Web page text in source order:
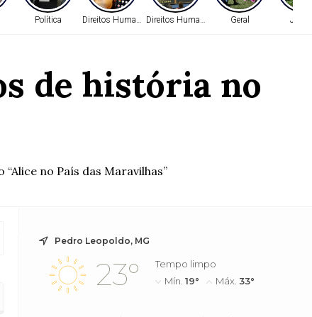
Política Direitos HumanosDireitos Humanos Geral
de história no
no País das Maravilhas”
Pedro Leopoldo, MG
23°
Tempo limpo
Mín.19° Máx.33°